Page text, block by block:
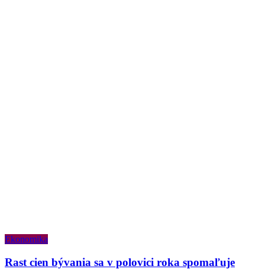
Ekonomika
Rast cien bývania sa v polovici roka spomaľuje